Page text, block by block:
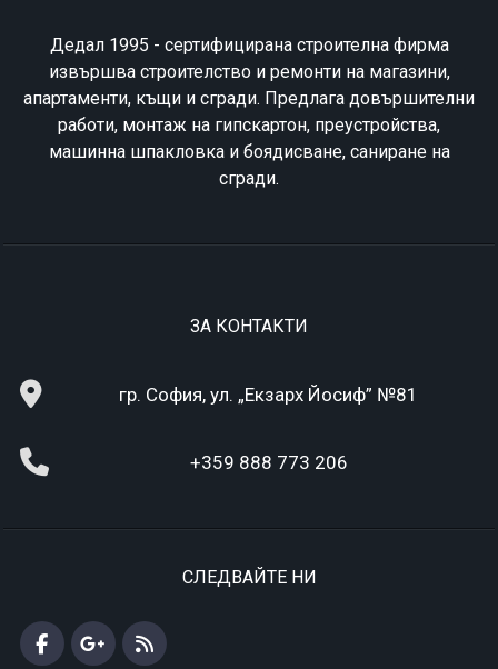
Дедал 1995 - сертифицирана строителна фирма
извършва строителство и ремонти на магазини,
апартаменти, къщи и сгради. Предлага довършителни
работи, монтаж на гипскартон, преустройства,
машинна шпакловка и боядисване, саниране на
сгради.
ЗА КОНТАКТИ
гр. София, ул. „Екзарх Йосиф” №81
+359 888 773 206
СЛЕДВАЙТЕ НИ